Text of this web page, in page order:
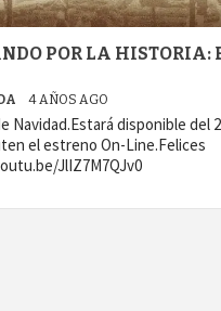
POR LA HISTORIA:
4 AÑOS AGO
Navidad.Estará disponible del
el estreno On-Line.Felices
JlIZ7M7QJv0